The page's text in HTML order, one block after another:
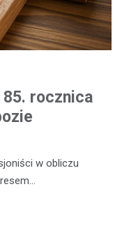
85. rocznica
w obliczu